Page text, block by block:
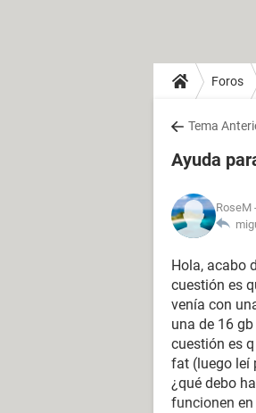
Foros
Tema
Ayuda
RoseM
Hola, acabo
cuestión es
venía con
una de 16
cuestión es
fat (luego leí
¿qué debo
funcionen